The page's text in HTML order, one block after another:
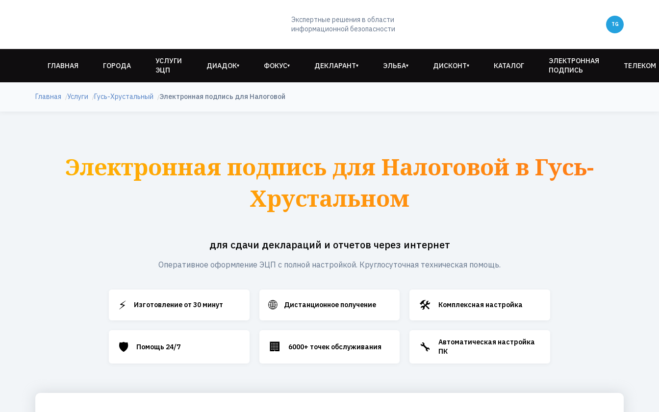
Экспертные решения в области
информационной безопасности
ГЛАВНАЯ ГОРОДА
УСЛУГИ
ЭЦП
ДИАДОК▾ ФОКУС▾ ДЕКЛАРАНТ▾ ЭЛЬБА▾ ДИСКОНТ▾ КАТАЛОГ
ЭЛЕКТРОННАЯ
ПОДПИСЬ
ТЕЛЕКОМ
Главная Услуги Гусь-Хрустальный Электронная подпись для Налоговой
Электронная подпись для Налоговой в Гусь-
Хрустальном
для сдачи деклараций и отчетов через интернет
Оперативное оформление ЭЦП с полной настройкой. Круглосуточная техническая помощь.
⚡ Изготовление от 30 минут 🌐 Дистанционное получение 🛠️ Комплексная настройка
🛡️ Помощь 24/7 🏢 6000+ точек обслуживания 🔧
Автоматическая настройка
ПК